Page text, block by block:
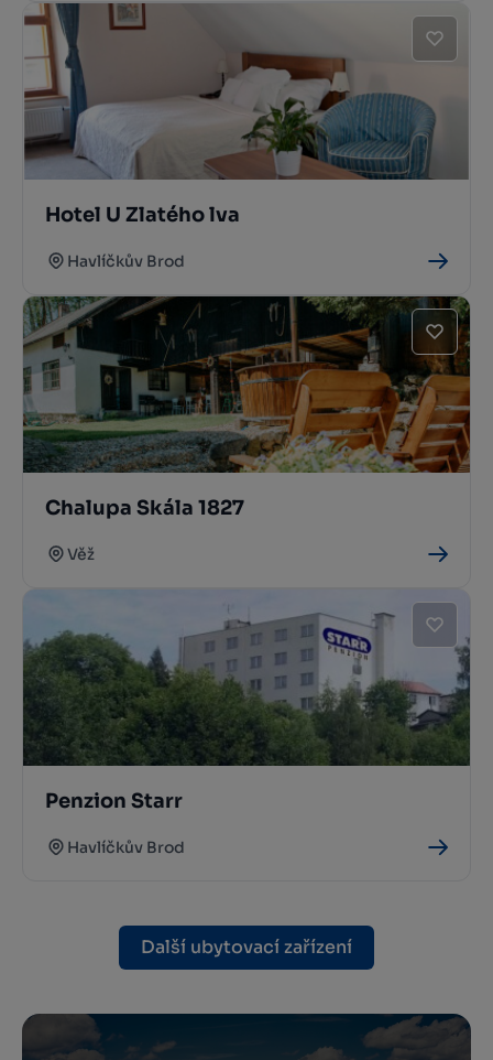
Hotel U Zlatého lva
Havlíčkův Brod
Chalupa Skála 1827
Věž
Penzion Starr
Havlíčkův Brod
Další ubytovací zařízení